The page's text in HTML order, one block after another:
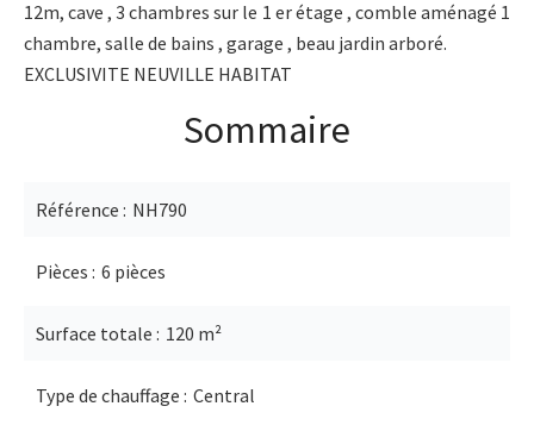
12m, cave , 3 chambres sur le 1 er étage , comble aménagé 1
chambre, salle de bains , garage , beau jardin arboré.
EXCLUSIVITE NEUVILLE HABITAT
Sommaire
Référence NH790
Pièces 6 pièces
Surface totale 120 m²
Type de chauffage Central